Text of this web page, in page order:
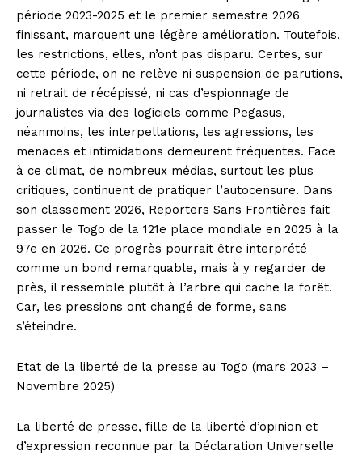
période 2023-2025 et le premier semestre 2026
finissant, marquent une légère amélioration. Toutefois,
les restrictions, elles, n’ont pas disparu. Certes, sur
cette période, on ne relève ni suspension de parutions,
ni retrait de récépissé, ni cas d’espionnage de
journalistes via des logiciels comme Pegasus,
néanmoins, les interpellations, les agressions, les
menaces et intimidations demeurent fréquentes. Face
à ce climat, de nombreux médias, surtout les plus
critiques, continuent de pratiquer l’autocensure. Dans
son classement 2026, Reporters Sans Frontières fait
passer le Togo de la 121e place mondiale en 2025 à la
97e en 2026. Ce progrès pourrait être interprété
comme un bond remarquable, mais à y regarder de
près, il ressemble plutôt à l’arbre qui cache la forêt.
Car, les pressions ont changé de forme, sans
s’éteindre.
Etat de la liberté de la presse au Togo (mars 2023 –
Novembre 2025)
La liberté de presse, fille de la liberté d’opinion et
d’expression reconnue par la Déclaration Universelle